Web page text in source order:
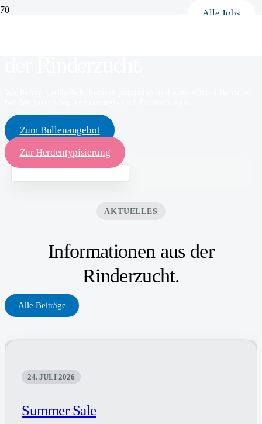
Zum Bullenangebot
Zur Herdentypisierung
AKTUELLES
Informationen aus der
Rinderzucht.
Alle Beiträge
24. JULI 2026
Summer Sale
Alle Jobs